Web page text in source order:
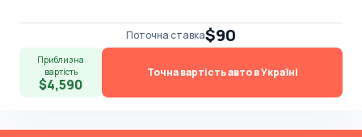
Поточна ставка$90
Приблизна
вартість
$4,590
Точна вартість авто в Україні